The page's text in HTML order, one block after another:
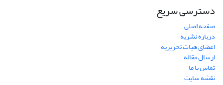
دسترسی سریع
صفحه اصلی
درباره نشریه
اعضای هیات تحریریه
ارسال مقاله
تماس با ما
نقشه سایت